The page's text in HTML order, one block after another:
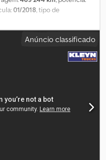
01/2018 , tipo de
4 800 mm, combustível:diesel,
, cabina do condutor:cabina-
, número de velocidades:
, comprimento total:
estacionamento, controlo
de cruzeiro, espelho
regulação eléctrica dos
Anúncio classificado